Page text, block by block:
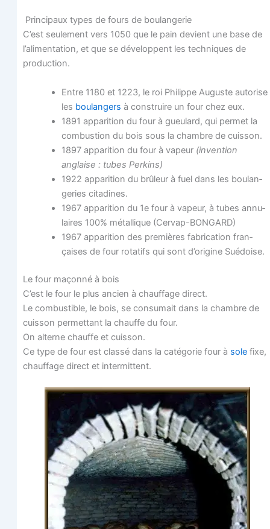
Prin­ci­paux types de fours de boulangerie
C’est seule­ment vers 1050 que le pain devient une base de
l’alimentation, et que se déve­loppent les tech­niques de
production.
Entre 1180 et 1223, le roi Phi­lippe Auguste auto­rise
les bou­lan­gers à construire un four chez eux.
1891 appa­ri­tion du four à gueu­lard, qui per­met la
com­bus­tion du bois sous la chambre de cuisson.
1897 appa­ri­tion du four à vapeur (inven­tion
anglaise : tubes Perkins)
1922 appa­ri­tion du brû­leur à fuel dans les bou­lan­
ge­ries citadines.
1967 appa­ri­tion du 1e four à vapeur, à tubes annu­
laires 100% métal­lique (Cer­vap-BON­GARD)
1967 appa­ri­tion des pre­mières fabri­ca­tion fran­
çaises de four rota­tifs qui sont d’origine Suédoise.
Le four maçon­né à bois
C’est le four le plus ancien à chauf­fage direct.
Le com­bus­tible, le bois, se consu­mait dans la chambre de
cuis­son per­met­tant la chauffe du four.
On alterne chauffe et cuisson.
Ce type de four est clas­sé dans la caté­go­rie four à solefixe,
chauf­fage direct et intermittent.